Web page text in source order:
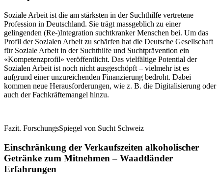
Soziale Arbeit ist die am stärksten in der Suchthilfe vertretene
Profession in Deutschland. Sie trägt massgeblich zu einer
gelingenden (Re-)Integration suchtkranker Menschen bei. Um das
Profil der Sozialen Arbeit zu schärfen hat die Deutsche Gesellschaft
für Soziale Arbeit in der Suchthilfe und Suchtprävention ein
«Kompetenzprofil» veröffentlicht. Das vielfältige Potential der
Sozialen Arbeit ist noch nicht ausgeschöpft – vielmehr ist es
aufgrund einer unzureichenden Finanzierung bedroht. Dabei
kommen neue Herausforderungen, wie z. B. die Digitalisierung oder
auch der Fachkräftemangel hinzu.
Fazit. ForschungsSpiegel von Sucht Schweiz
Einschränkung der Verkaufszeiten alkoholischer
Getränke zum Mitnehmen – Waadtländer
Erfahrungen